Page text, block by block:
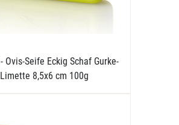
- Ovis-Seife Eckig Schaf Gurke-
Limette 8,5x6 cm 100g